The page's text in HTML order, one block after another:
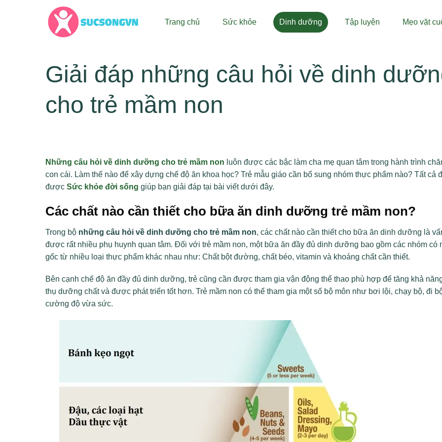
Trang chủ Sức khỏe Dinh dưỡng Tập luyện Mẹo vặt
Giải đáp những câu hỏi về dinh
cho trẻ mầm non
Những câu hỏi về dinh dưỡng cho trẻ mầm non luôn được các bậc làm cha mẹ quan tâm trong hành trình
con cái. Làm thế nào để xây dựng chế độ ăn khoa học? Trẻ mẫu giáo cần bổ sung nhóm thực phẩm nào? Tất cả
được Sức khỏe đời sống giúp bạn giải đáp tại bài viết dưới đây.
Các chất nào cần thiết cho bữa ăn dinh dưỡng trẻ mầm non?
Trong bộ những câu hỏi về dinh dưỡng cho trẻ mầm non, các chất nào cần thiết cho bữa ăn dinh dưỡng là
được rất nhiều phụ huynh quan tâm. Đối với trẻ mầm non, một bữa ăn đầy đủ dinh dưỡng bao gồm các nhóm có
gốc từ nhiều loại thực phẩm khác nhau như: Chất bột đường, chất béo, vitamin và khoáng chất cần thiết.
Bên cạnh chế độ ăn đầy đủ dinh dưỡng, trẻ cũng cần được tham gia vận động thể thao phù hợp để tăng khả
thụ dưỡng chất và được phát triển tốt hơn. Trẻ mầm non có thể tham gia một số bộ môn như bơi lội, chạy bộ, đi
cường độ vừa sức.